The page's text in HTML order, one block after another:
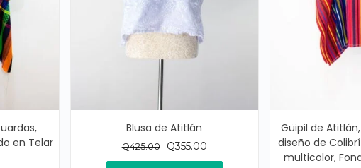
en Telar
Blusa de Atitlán
Q425.00
El
precio
Q355.00El
precio
Güipil de
diseño de
multicolor,